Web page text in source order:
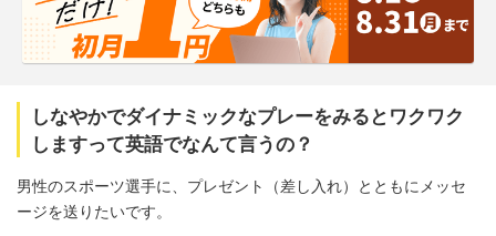
しなやかでダイナミックなプレーをみるとワクワク
しますって英語でなんて言うの？
男性のスポーツ選手に、プレゼント（差し入れ）とともにメッセ
ージを送りたいです。